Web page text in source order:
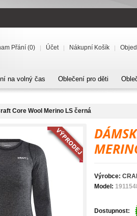
Přání (0) Účet Nákupní Košík
na volný čas Oblečení pro děti
Core Wool Merino LS černá
Výrobce:
Model:
Dostupnost: